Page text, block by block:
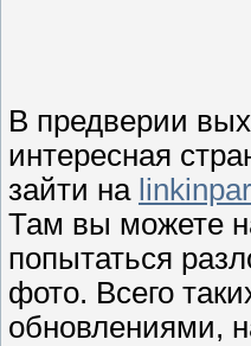
В предверии
интересная
зайти на
Там вы можете
попытаться
фото. Всего
обновлениями,